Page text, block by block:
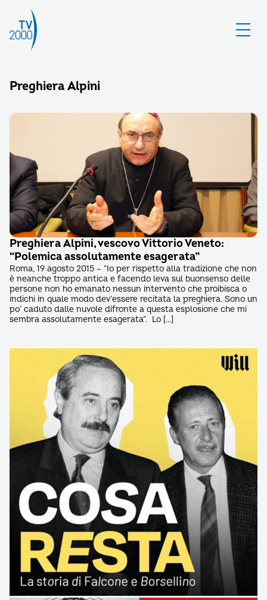
Preghiera Alpini
Preghiera Alpini, vescovo Vittorio Veneto:
“Polemica assolutamente esagerata”
Roma, 19 agosto 2015 – “Io per rispetto alla tradizione che non
è neanche troppo antica e facendo leva sul buonsenso delle
persone non ho emanato nessun intervento che proibisca o
indichi in quale modo dev’essere recitata la preghiera. Sono un
po’ caduto dalle nuvole difronte a questa esplosione che mi
sembra assolutamente esagerata”. Lo […]